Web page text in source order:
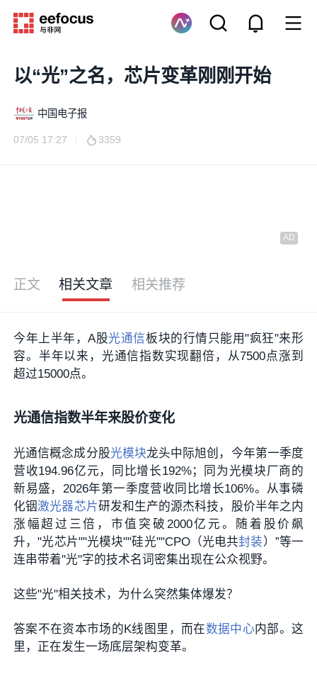
以“光”之名，芯片变革刚刚开始
中国电子报
07/05 17:27 3359
正文 相关文章 相关推荐
今年上半年，A股光通信板块的行情只能用"疯狂"来形
容。半年以来，光通信指数实现翻倍，从7500点涨到
超过15000点。
光通信指数半年来股价变化
光通信概念成分股光模块龙头中际旭创，今年第一季度
营收194.96亿元，同比增长192%；同为光模块厂商的
新易盛，2026年第一季度营收同比增长106%。从事磷
化铟 激光器芯片研发和生产的源杰科技，股价半年之内
涨幅超过三倍，市值突破2000亿元。随着股价飙
升，"光芯片""光模块""硅光""CPO（光电共封装）”等一
连串带着"光"字的技术名词密集出现在公众视野。
这些"光"相关技术，为什么突然集体爆发？
答案不在资本市场的K线图里，而在数据中心内部。这
里，正在发生一场底层架构变革。